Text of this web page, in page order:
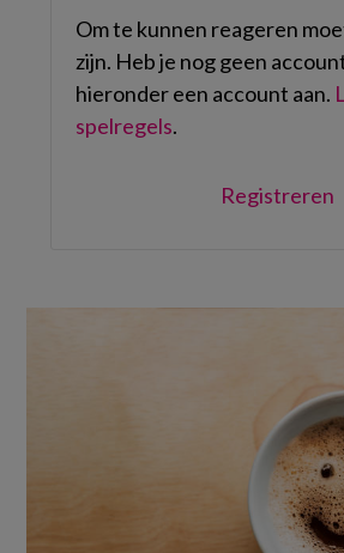
Om te kunnen reageren
zijn. Heb je nog geen
hieronder een account aan.
spelregels.
Registreren